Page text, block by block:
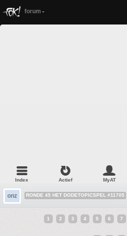
forum
Index Actief MyAT
onz RONDE 45 HET DODETOPICSPEL #11705
1 2 3 4 5 6 7